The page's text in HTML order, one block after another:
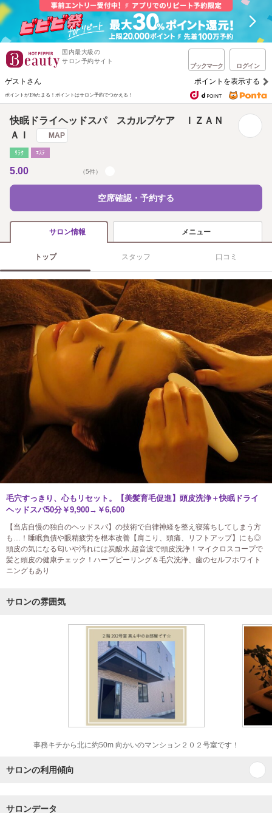
国内最大級の
サロン予約サイト
ブックマーク ログイン
ゲストさん ポイントを表示する
ポイントが1%たまる！ ポイントはサロン予約でつかえる！
快眠ドライヘッドスパ スカルプケア ＩＺＡＮ
ＡＩ
MAP
ﾘﾗｸ ｴｽﾃ
5.00 （5件）
空席確認・予約する
サロン情報 メニュー
トップ スタッフ 口コミ
毛穴すっきり、心もリセット。【美髪育毛促進】頭皮洗浄＋快眠ドライ
ヘッドスパ50分￥9,900→￥6,600
【当店自慢の独自のヘッドスパ】の技術で自律神経を整え寝落ちしてしまう方
も…！睡眠負債や眼精疲労を根本改善【肩こり、頭痛、リフトアップ】にも◎
頭皮の気になる匂いや汚れには炭酸水,超音波で頭皮洗浄！マイクロスコープで
髪と頭皮の健康チェック！ハーブピーリング＆毛穴洗浄、歯のセルフホワイト
ニングもあり
サロンの雰囲気
事務キチから北に約50m 向かいのマンション２０２号室です！
サロンの利用傾向
サロンデータ